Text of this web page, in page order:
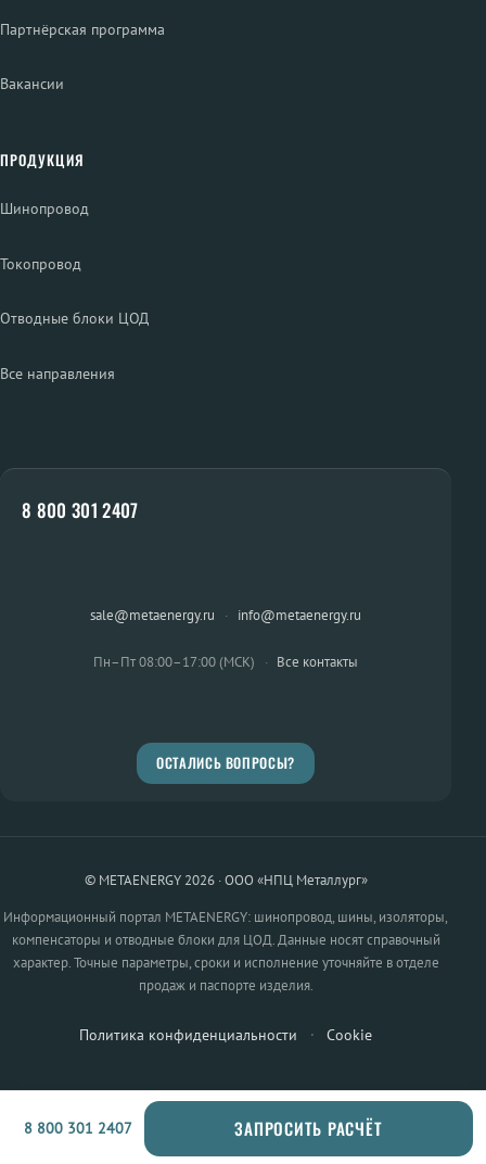
Партнёрская программа
Вакансии
ПРОДУКЦИЯ
Шинопровод
Токопровод
Отводные блоки ЦОД
Все направления
8 800 301 2407
sale@metaenergy.ru · info@metaenergy.ru
Пн–Пт 08:00–17:00 (МСК) · Все контакты
ОСТАЛИСЬ ВОПРОСЫ?
© METAENERGY 2026 · ООО «НПЦ Металлург»
Информационный портал METAENERGY: шинопровод, шины, изоляторы,
компенсаторы и отводные блоки для ЦОД. Данные носят справочный
характер. Точные параметры, сроки и исполнение уточняйте в отделе
продаж и паспорте изделия.
Политика конфиденциальности · Cookie
8 800 301 2407 ЗАПРОСИТЬ РАСЧЁТ